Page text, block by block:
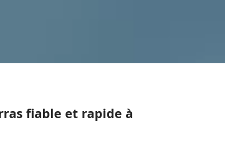
fiable et rapide à